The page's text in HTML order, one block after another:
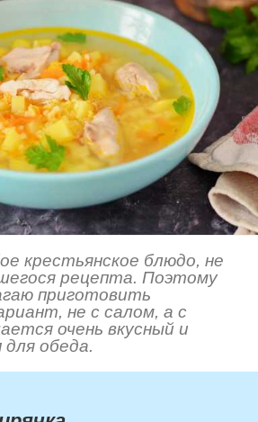
крестьянское блюдо, не
рецепта. Поэтому
приготовить
не с салом, а с
очень вкусный и
обеда.